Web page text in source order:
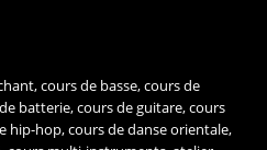
cours de basse, cours de
batterie, cours de guitare, cours
hip-hop, cours de danse orientale,